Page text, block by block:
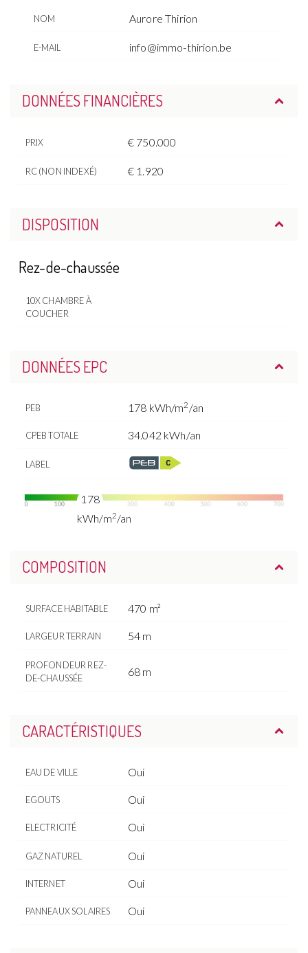
NOM Aurore Thirion
E-MAIL info@immo-thirion.be
DONNÉES FINANCIÈRES
PRIX € 750.000
RC (NON INDEXÉ) € 1.920
DISPOSITION
Rez-de-chaussée
10X CHAMBRE À
COUCHER
DONNÉES EPC
PEB 178 kWh/m2 /an
CPEB TOTALE 34.042 kWh/an
LABEL
178
kWh/m2/an
COMPOSITION
SURFACE HABITABLE 470 m²
LARGEUR TERRAIN 54 m
PROFONDEUR REZ-
DE-CHAUSSÉE
68 m
CARACTÉRISTIQUES
EAU DE VILLE Oui
EGOUTS Oui
ELECTRICITÉ Oui
GAZ NATUREL Oui
INTERNET Oui
PANNEAUX SOLAIRES Oui